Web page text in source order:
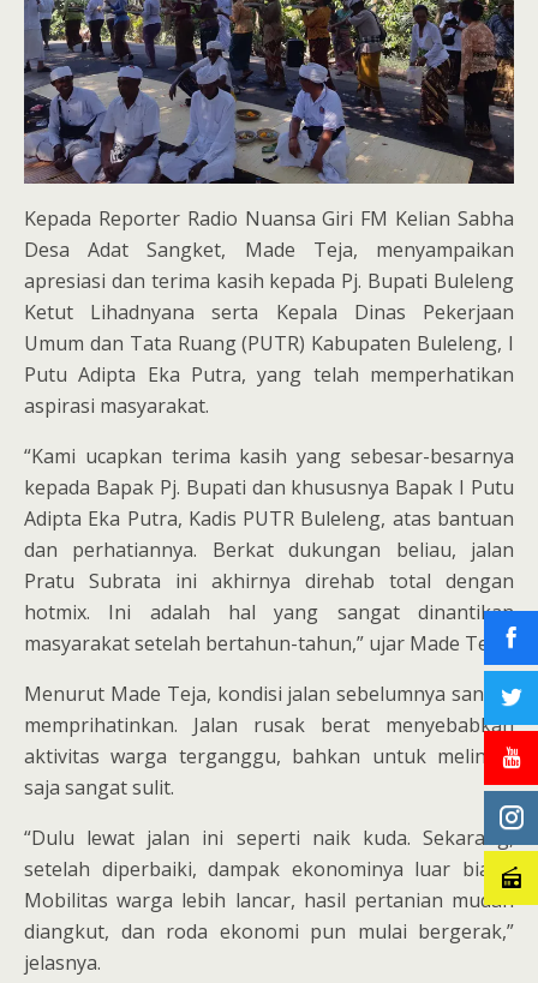
Kepada Reporter Radio Nuansa Giri FM Kelian Sabha
Desa Adat Sangket, Made Teja, menyampaikan
apresiasi dan terima kasih kepada Pj. Bupati Buleleng
Ketut Lihadnyana serta Kepala Dinas Pekerjaan
Umum dan Tata Ruang (PUTR) Kabupaten Buleleng, I
Putu Adipta Eka Putra, yang telah memperhatikan
aspirasi masyarakat.
“Kami ucapkan terima kasih yang sebesar-besarnya
kepada Bapak Pj. Bupati dan khususnya Bapak I Putu
Adipta Eka Putra, Kadis PUTR Buleleng, atas bantuan
dan perhatiannya. Berkat dukungan beliau, jalan
Pratu Subrata ini akhirnya direhab total dengan
hotmix. Ini adalah hal yang sangat dinantikan
masyarakat setelah bertahun-tahun,” ujar Made Teja.
Menurut Made Teja, kondisi jalan sebelumnya sangat
memprihatinkan. Jalan rusak berat menyebabkan
aktivitas warga terganggu, bahkan untuk melintas
saja sangat sulit.
“Dulu lewat jalan ini seperti naik kuda. Sekarang,
setelah diperbaiki, dampak ekonominya luar biasa.
Mobilitas warga lebih lancar, hasil pertanian mudah
diangkut, dan roda ekonomi pun mulai bergerak,”
jelasnya.